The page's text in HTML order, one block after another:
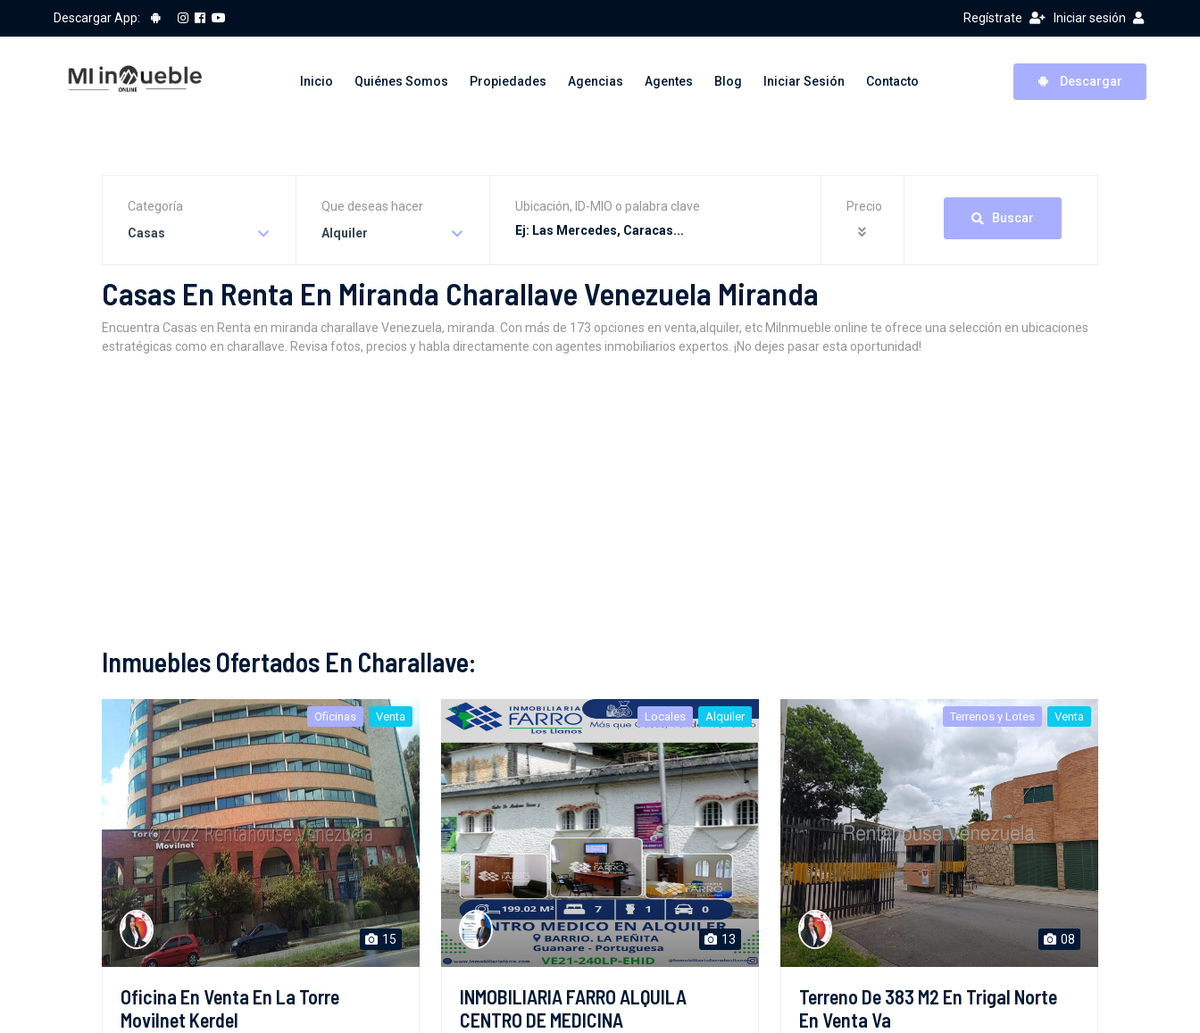
Descargar App: Regístrate Iniciar sesión
Inicio Quiénes Somos Propiedades Agencias Agentes Blog Iniciar Sesión Contacto Descargar
Categoría
Casas
Que deseas hacer
Alquiler
Ubicación, ID-MIO o palabra clave
Precio
Buscar
Casas En Renta En Miranda Charallave Venezuela Miranda
Encuentra Casas en Renta en miranda charallave Venezuela, miranda. Con más de 173 opciones en venta,alquiler, etc MiInmueble.online te ofrece una selección en ubicaciones
estratégicas como en charallave. Revisa fotos, precios y habla directamente con agentes inmobiliarios expertos. ¡No dejes pasar esta oportunidad!
Inmuebles Ofertados En Charallave:
Oficinas Venta
15
Oficina En Venta En La Torre
Movilnet Kerdel
Locales Alquiler
13
INMOBILIARIA FARRO ALQUILA
CENTRO DE MEDICINA
Terrenos y Lotes Venta
08
Terreno De 383 M2 En Trigal Norte
En Venta Va